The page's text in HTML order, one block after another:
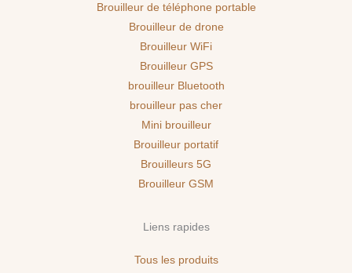
Brouilleur de téléphone portable
Brouilleur de drone
Brouilleur WiFi
Brouilleur GPS
brouilleur Bluetooth
brouilleur pas cher
Mini brouilleur
Brouilleur portatif
Brouilleurs 5G
Brouilleur GSM
Liens rapides
Tous les produits